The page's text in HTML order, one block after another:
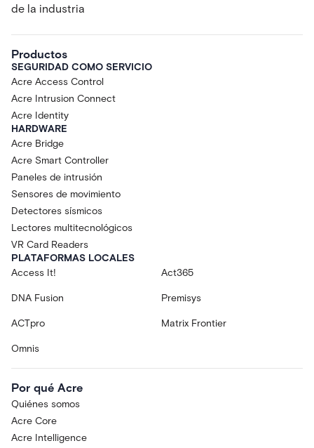
de la industria
Productos
SEGURIDAD COMO SERVICIO
Acre Access Control
Acre Intrusion Connect
Acre Identity
HARDWARE
Acre Bridge
Acre Smart Controller
Paneles de intrusión
Sensores de movimiento
Detectores sísmicos
Lectores multitecnológicos
VR Card Readers
PLATAFORMAS LOCALES
Access It!
Act365
DNA Fusion Premisys
ACTpro Matrix Frontier
Omnis
Por qué Acre
Quiénes somos
Acre Core
Acre Intelligence